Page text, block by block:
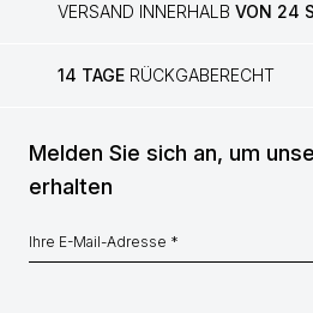
VERSAND INNERHALB VON 24
14 TAGE RÜCKGABERECHT
Melden Sie sich an, um
erhalten